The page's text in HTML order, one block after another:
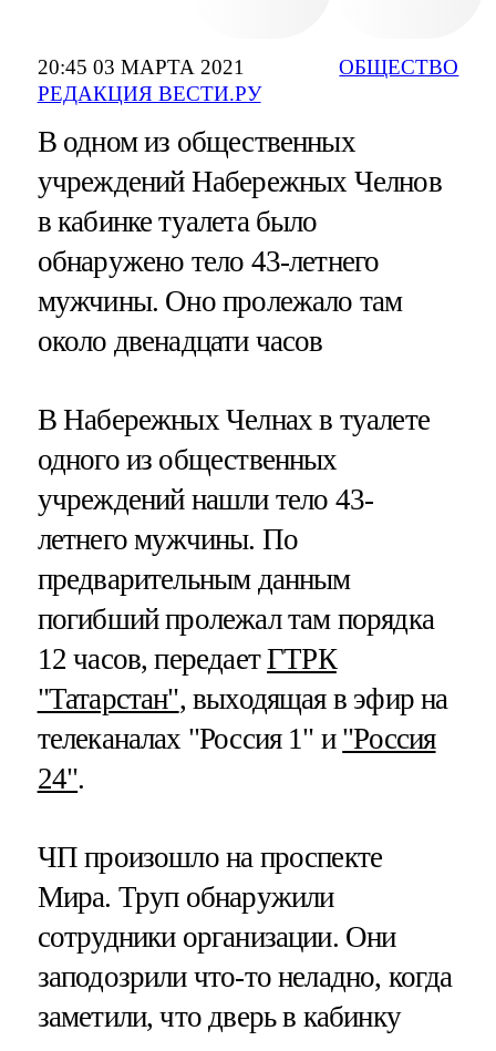
20:45 03 МАРТА 2021
РЕДАКЦИЯ ВЕСТИ.РУ
ОБЩЕСТВО
В одном из общественных
учреждений Набережных Челнов
в кабинке туалета было
обнаружено тело 43-летнего
мужчины. Оно пролежало там
около двенадцати часов
В Набережных Челнах в туалете
одного из общественных
учреждений нашли тело 43-
летнего мужчины. По
предварительным данным
погибший пролежал там порядка
12 часов, передаетГТРК
"Татарстан", выходящая в эфир на
телеканалах "Россия 1" и "Россия
24".
ЧП произошло на проспекте
Мира. Труп обнаружили
сотрудники организации. Они
заподозрили что-то неладно, когда
заметили, что дверь в кабинку